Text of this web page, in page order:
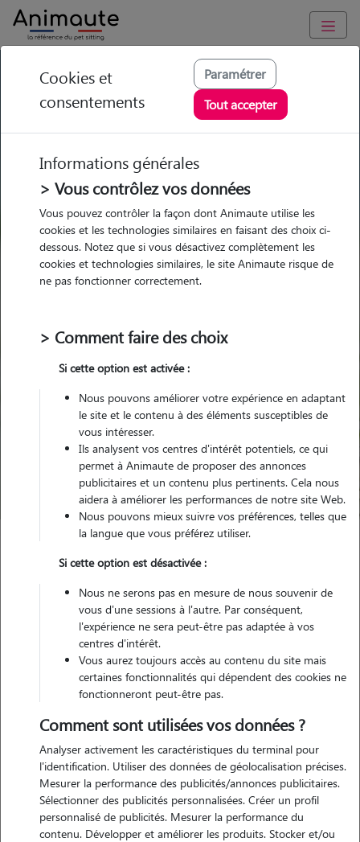
GARDE ANIMAUX à Betz : Garde chien et chat en famille ou à
domicile, visites et promenades
Trouvez une garde animaux à
Betz
Parmi nos 7 pet-sitters à Betz
Garde
chez le Pet Sitter
Garde
chez le Pet Sitter
Pour quel animal ?
Trouver mon Pet Sitter
Nos promeneurs et familles d'accueil
à Betz (60620)
Cookies et
consentements
Paramétrer
Tout accepter
Informations générales
> Vous contrôlez vos données
Vous pouvez contrôler la façon dont Animaute utilise les
cookies et les technologies similaires en faisant des choix ci-
dessous. Notez que si vous désactivez complètement les
cookies et technologies similaires, le site Animaute risque de
ne pas fonctionner correctement.
> Comment faire des choix
Si cette option est activée :
Nous pouvons améliorer votre expérience en adaptant
le site et le contenu à des éléments susceptibles de
vous intéresser.
Ils analysent vos centres d'intérêt potentiels, ce qui
permet à Animaute de proposer des annonces
publicitaires et un contenu plus pertinents. Cela nous
aidera à améliorer les performances de notre site Web.
Nous pouvons mieux suivre vos préférences, telles que
la langue que vous préférez utiliser.
Si cette option est désactivée :
Nous ne serons pas en mesure de nous souvenir de
vous d'une sessions à l'autre. Par conséquent,
l'expérience ne sera peut-être pas adaptée à vos
centres d'intérêt.
Vous aurez toujours accès au contenu du site mais
certaines fonctionnalités qui dépendent des cookies ne
fonctionneront peut-être pas.
Comment sont utilisées vos données ?
Analyser activement les caractéristiques du terminal pour
l'identification. Utiliser des données de géolocalisation précises.
Mesurer la performance des publicités/annonces publicitaires.
Sélectionner des publicités personnalisées. Créer un profil
personnalisé de publicités. Mesurer la performance du
contenu. Développer et améliorer les produits. Stocker et/ou